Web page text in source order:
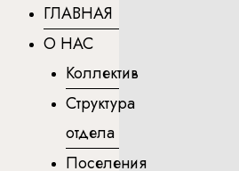
ГЛАВНАЯ
О НАС
Коллектив
Структура
отдела
Поселения